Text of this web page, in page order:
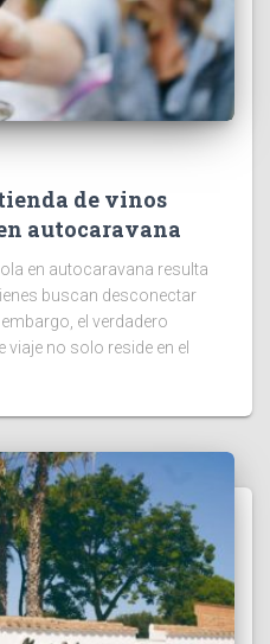
de vinos
autocaravana
en autocaravana resulta
buscan desconectar
el verdadero
viaje no solo reside en el